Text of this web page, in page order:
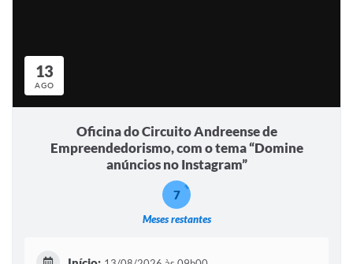
13
AGO
Oficina do Circuito Andreense de
Empreendedorismo, com o tema “Domine
anúncios no Instagram”
Meses restantes
7